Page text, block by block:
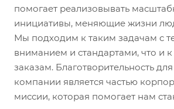
помогает реализовывать
инициативы, меняющие жизни
Мы подходим к таким задачам с
вниманием и стандартами, что и
заказам. Благотворительность
компании является частью
миссии, которая помогает нам